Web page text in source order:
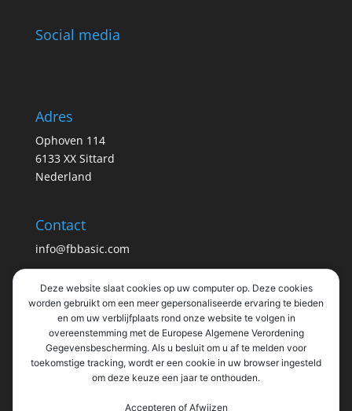
Social media
Adres
Ophoven 114
6133 XX Sittard
Nederland
Contact
info@fbbasic.com
Info
Privacy statement
KvK: 56835027
BTW: NL852323876B01
Deze website slaat cookies op uw computer op. Deze cookies
worden gebruikt om een ​​meer gepersonaliseerde ervaring te bieden
en om uw verblijfplaats rond onze website te volgen in
overeenstemming met de Europese Algemene Verordening
Gegevensbescherming. Als u besluit om u af te melden voor
toekomstige tracking, wordt er een cookie in uw browser ingesteld
om deze keuze een jaar te onthouden.
Accepteren of Afwijzen